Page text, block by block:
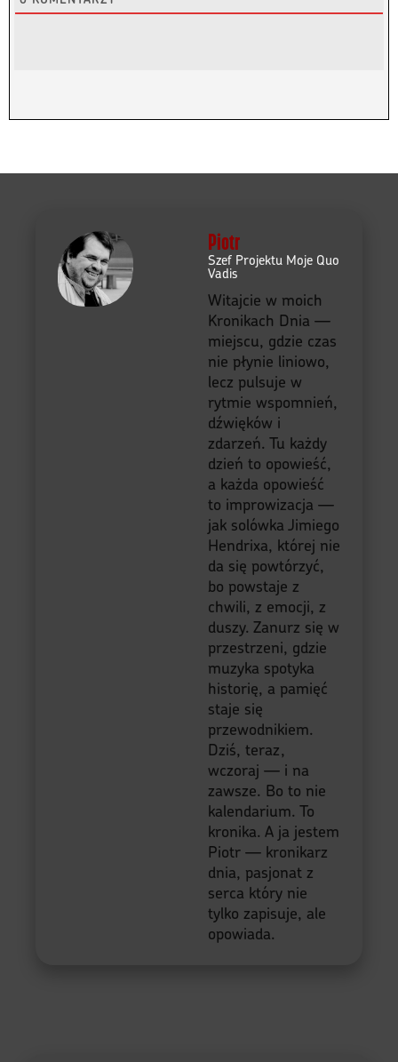
Piotr
Szef Projektu Moje Quo
Vadis
Witajcie w moich
Kronikach Dnia —
miejscu, gdzie czas
nie płynie liniowo,
lecz pulsuje w
rytmie wspomnień,
dźwięków i
zdarzeń. Tu każdy
dzień to opowieść,
a każda opowieść
to improwizacja —
jak solówka Jimiego
Hendrixa, której nie
da się powtórzyć,
bo powstaje z
chwili, z emocji, z
duszy. Zanurz się w
przestrzeni, gdzie
muzyka spotyka
historię, a pamięć
staje się
przewodnikiem.
Dziś, teraz,
wczoraj — i na
zawsze. Bo to nie
kalendarium. To
kronika. A ja jestem
Piotr — kronikarz
dnia, pasjonat z
serca który nie
tylko zapisuje, ale
opowiada.